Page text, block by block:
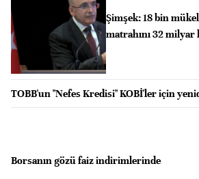
Şimşek: 18 bin
matrahını 32 milyar
TOBB'un "Nefes Kredisi" KOBİ'ler için
Borsanın gözü faiz indirimlerinde